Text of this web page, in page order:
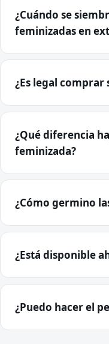
¿Cuándo se
feminizadas en
¿Es legal comprar
¿Qué diferencia
feminizada?
¿Cómo germino
¿Está disponible
¿Puedo hacer el